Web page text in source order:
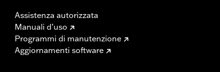
Assistenza autorizzata
Manuali d’uso
Programmi di manutenzione
Aggiornamenti software